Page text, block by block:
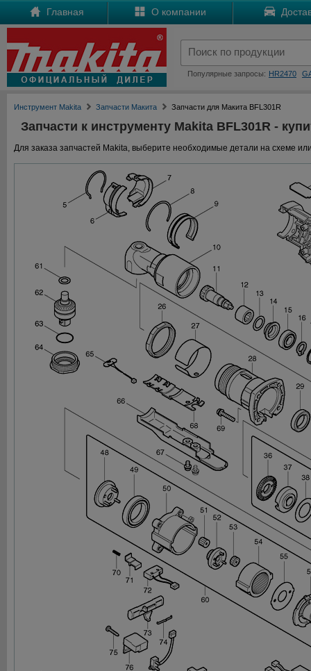
Главная О компании
Популярные запросы: HR2470
Инструмент Makita Запчасти Макита Запчасти для Макита BFL301R
Запчасти к инструменту Makita BFL301R -
Для заказа запчастей Makita, выберите необходимые детали на схеме